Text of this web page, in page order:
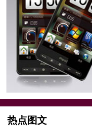
热点图文